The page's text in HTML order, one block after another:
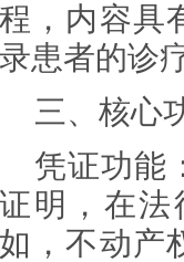
程，内容具
录患者的诊
三、核心
凭证功能
证明，在法
如，不动产